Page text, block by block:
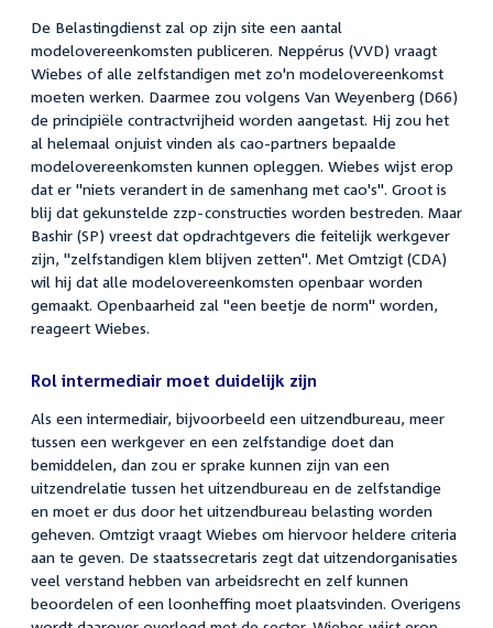
De Belastingdienst zal op zijn site een aantal
modelovereenkomsten publiceren. Neppérus (VVD) vraagt
Wiebes of alle zelfstandigen met zo'n modelovereenkomst
moeten werken. Daarmee zou volgens Van Weyenberg (D66)
de principiële contractvrijheid worden aangetast. Hij zou het
al helemaal onjuist vinden als cao-partners bepaalde
modelovereenkomsten kunnen opleggen. Wiebes wijst erop
dat er "niets verandert in de samenhang met cao's". Groot is
blij dat gekunstelde zzp-constructies worden bestreden. Maar
Bashir (SP) vreest dat opdrachtgevers die feitelijk werkgever
zijn, "zelfstandigen klem blijven zetten". Met Omtzigt (CDA)
wil hij dat alle modelovereenkomsten openbaar worden
gemaakt. Openbaarheid zal "een beetje de norm" worden,
reageert Wiebes.
Rol intermediair moet duidelijk zijn
Als een intermediair, bijvoorbeeld een uitzendbureau, meer
tussen een werkgever en een zelfstandige doet dan
bemiddelen, dan zou er sprake kunnen zijn van een
uitzendrelatie tussen het uitzendbureau en de zelfstandige
en moet er dus door het uitzendbureau belasting worden
geheven. Omtzigt vraagt Wiebes om hiervoor heldere criteria
aan te geven. De staatssecretaris zegt dat uitzendorganisaties
veel verstand hebben van arbeidsrecht en zelf kunnen
beoordelen of een loonheffing moet plaatsvinden. Overigens